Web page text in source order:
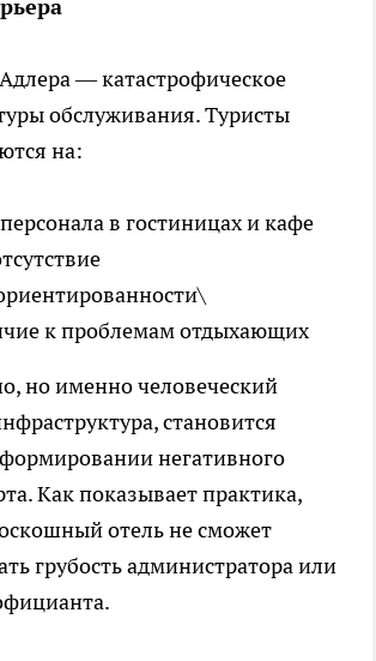
— катастрофическое
обслуживания. Туристы
на:
в гостиницах и кафе
к проблемам отдыхающих
но именно человеческий
становится
негативного
Как показывает практика,
отель не сможет
грубость администратора или